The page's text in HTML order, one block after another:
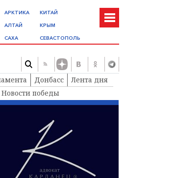
АРКТИКА
АЛТАЙ
САХА
КИТАЙ
КРЫМ
СЕВАСТОПОЛЬ
Донбасс
Лента дня
Новости победы